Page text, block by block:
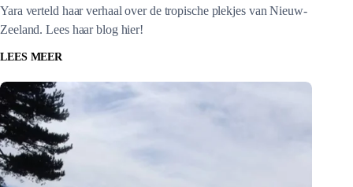
Yara verteld haar verhaal over de tropische plekjes van Nieuw-
Zeeland. Lees haar blog hier!
LEES MEER